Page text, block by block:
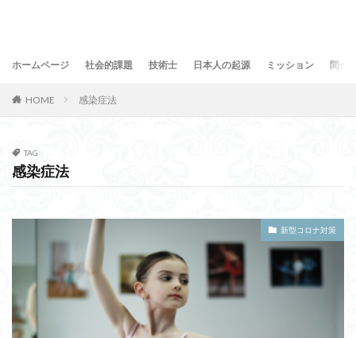
ホームページ 社会的課題 技術士 日本人の起源 ミッション 問合
HOME 感染症法
TAG
感染症法
新型コロナ対策